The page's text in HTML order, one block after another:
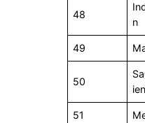
48
n
49
50
ien
51